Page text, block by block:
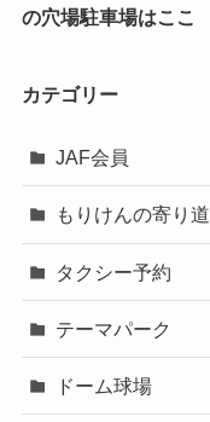
の穴場駐車場はここ
カテゴリー
JAF会員
もりけんの寄り道
タクシー予約
テーマパーク
ドーム球場